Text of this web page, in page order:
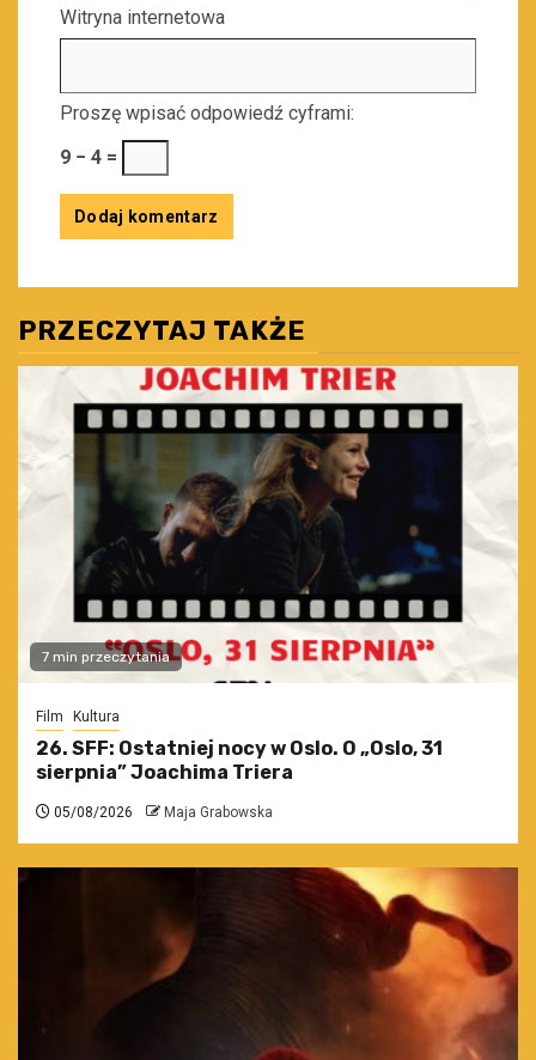
Witryna internetowa
Proszę wpisać odpowiedź cyframi:
9 − 4 =
PRZECZYTAJ TAKŻE
7 min przeczytania
Film Kultura
26. SFF: Ostatniej nocy w Oslo. O „Oslo, 31
sierpnia” Joachima Triera
05/08/2026 Maja Grabowska